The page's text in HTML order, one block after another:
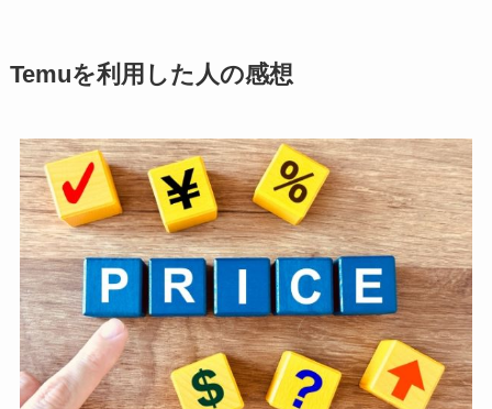
Temuを利用した人の感想